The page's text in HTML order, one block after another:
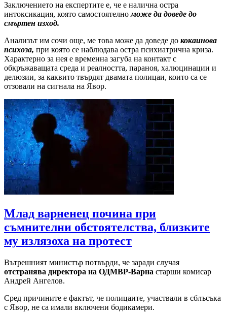
Заключението на експертите е, че е налична остра
интоксикация, която самостоятелноможе да доведе до
смъртен изход.
Анализът им сочи още, ме това може да доведе до кокаинова
психоза, при която се наблюдава остра психиатрична криза.
Характерно за нея е временна загуба на контакт с
обкръжаващата среда и реалността, параноя, халюцинации и
делюзии, за каквито твърдят двамата полицаи, които са се
отзовали на сигнала на Явор.
Млад варненец почина при
съмнителни обстоятелства, близките
му излязоха на протест
Вътрешният министър потвърди, че заради случая
отстранява директора на ОДМВР-Варна старши комисар
Андрей Ангелов.
Сред причините е фактът, че полицаите, участвали в сблъсъка
с Явор, не са имали включени бодикамери.